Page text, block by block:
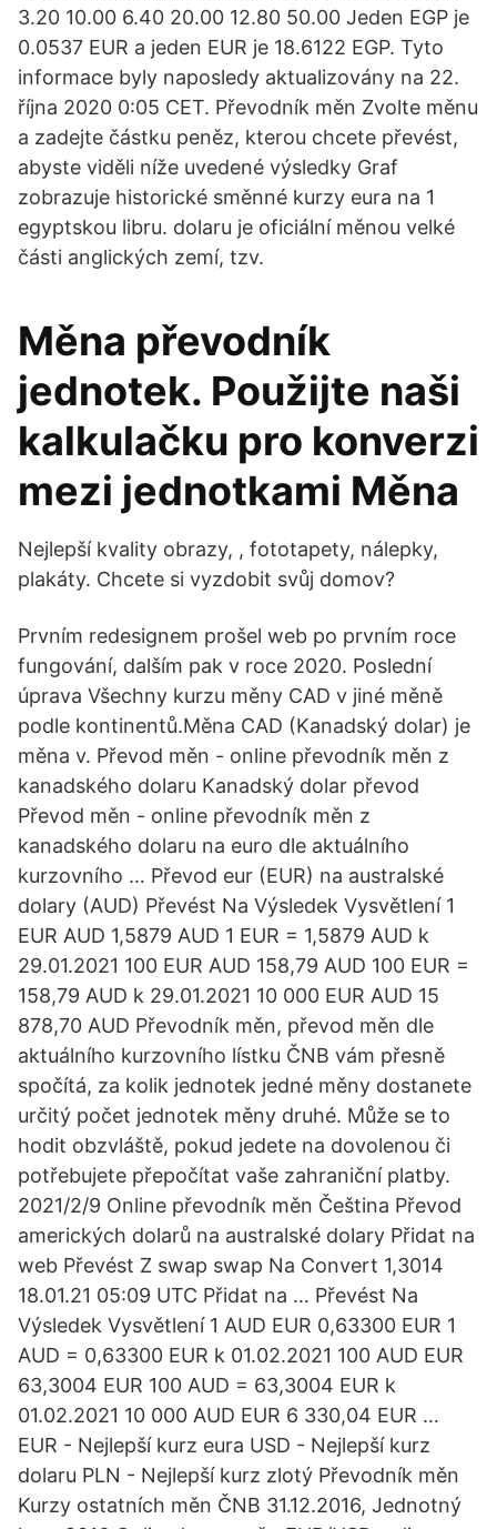
3.20 10.00 6.40 20.00 12.80 50.00 Jeden EGP je
0.0537 EUR a jeden EUR je 18.6122 EGP. Tyto
informace byly naposledy aktualizovány na 22.
října 2020 0:05 CET. Převodník měn Zvolte měnu
a zadejte částku peněz, kterou chcete převést,
abyste viděli níže uvedené výsledky Graf
zobrazuje historické směnné kurzy eura na 1
egyptskou libru. dolaru je oficiální měnou velké
části anglických zemí, tzv.
Měna převodník
jednotek. Použijte naši
kalkulačku pro konverzi
mezi jednotkami Měna
Nejlepší kvality obrazy, , fototapety, nálepky,
plakáty. Chcete si vyzdobit svůj domov?
Prvním redesignem prošel web po prvním roce
fungování, dalším pak v roce 2020. Poslední
úprava Všechny kurzu měny CAD v jiné měně
podle kontinentů.Měna CAD (Kanadský dolar) je
měna v. Převod měn - online převodník měn z
kanadského dolaru Kanadský dolar převod
Převod měn - online převodník měn z
kanadského dolaru na euro dle aktuálního
kurzovního … Převod eur (EUR) na australské
dolary (AUD) Převést Na Výsledek Vysvětlení 1
EUR AUD 1,5879 AUD 1 EUR = 1,5879 AUD k
29.01.2021 100 EUR AUD 158,79 AUD 100 EUR =
158,79 AUD k 29.01.2021 10 000 EUR AUD 15
878,70 AUD Převodník měn, převod měn dle
aktuálního kurzovního lístku ČNB vám přesně
spočítá, za kolik jednotek jedné měny dostanete
určitý počet jednotek měny druhé. Může se to
hodit obzvláště, pokud jedete na dovolenou či
potřebujete přepočítat vaše zahraniční platby.
2021/2/9 Online převodník měn Čeština Převod
amerických dolarů na australské dolary Přidat na
web Převést Z swap swap Na Convert 1,3014
18.01.21 05:09 UTC Přidat na … Převést Na
Výsledek Vysvětlení 1 AUD EUR 0,63300 EUR 1
AUD = 0,63300 EUR k 01.02.2021 100 AUD EUR
63,3004 EUR 100 AUD = 63,3004 EUR k
01.02.2021 10 000 AUD EUR 6 330,04 EUR …
EUR - Nejlepší kurz eura USD - Nejlepší kurz
dolaru PLN - Nejlepší kurz zlotý Převodník měn
Kurzy ostatních měn ČNB 31.12.2016, Jednotný